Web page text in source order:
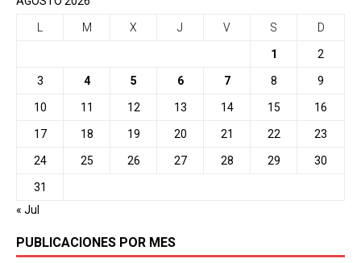
M X J V S D
1 2
3 4 5 6 7 8 9
10 11 12 13 14 15 16
17 18 19 20 21 22 23
24 25 26 27 28 29 30
31
« Jul
PUBLICACIONES POR MES